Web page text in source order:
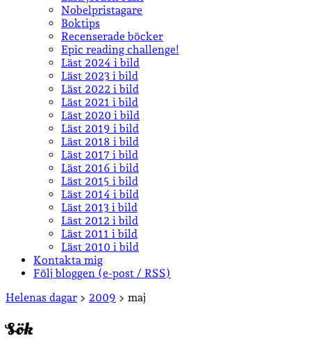
undermeny
Nobelpristagare
Boktips
Recenserade böcker
Epic reading challenge!
Läst 2024 i bild
Läst 2023 i bild
Läst 2022 i bild
Läst 2021 i bild
Läst 2020 i bild
Läst 2019 i bild
Läst 2018 i bild
Läst 2017 i bild
Läst 2016 i bild
Läst 2015 i bild
Läst 2014 i bild
Läst 2013 i bild
Läst 2012 i bild
Läst 2011 i bild
Läst 2010 i bild
Kontakta mig
Följ bloggen (e-post / RSS)
Sidopanel
Helenas dagar > 2009 > maj
Sök